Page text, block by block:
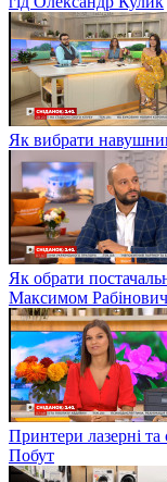
Як вибрати
Як обрати
Максимом
Принтери лазерні
Побут